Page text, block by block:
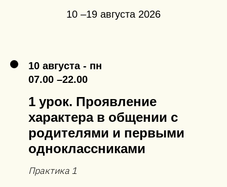
10 –19 августа 2026
10 августа - пн
07.00 –22.00
1 урок. Проявление
характера в общении с
родителями и первыми
одноклассниками
Практика 1